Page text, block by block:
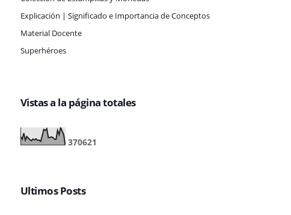
Explicación | Significado e Importancia de Conceptos
Material Docente
Superhéroes
Vistas a la página totales
370621
Ultimos Posts